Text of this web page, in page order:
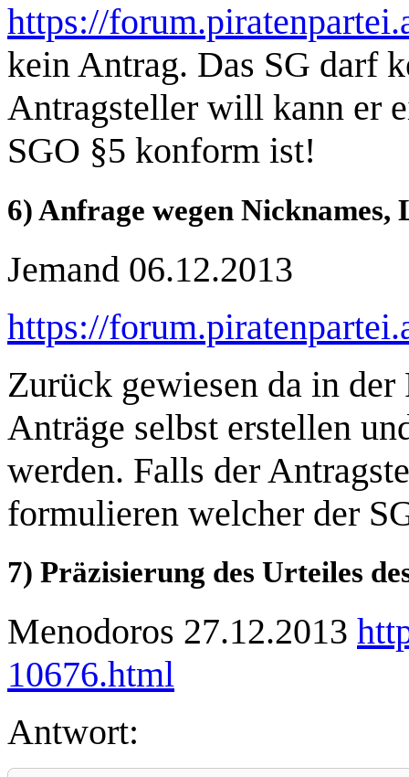
https://
kein Antrag. Das SG darf
Antragsteller will kann er
SGO §5 konform ist!
6) Anfrage wegen
Jemand 06.12.2013
https://
Zurück gewiesen da in
Anträge selbst erstellen
werden. Falls der
formulieren welcher der
7) Präzisierung des Urteiles
Menodoros 27.12.2013
10676.html
Antwort: